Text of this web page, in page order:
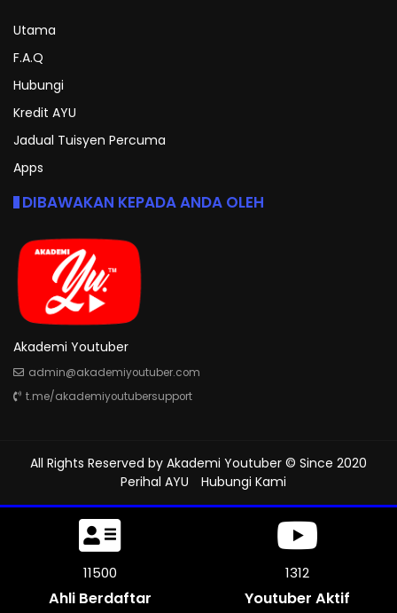
Utama
F.A.Q
Hubungi
Kredit AYU
Jadual Tuisyen Percuma
Apps
DIBAWAKAN KEPADA ANDA OLEH
Akademi Youtuber
admin@akademiyoutuber.com
t.me/akademiyoutubersupport
All Rights Reserved by Akademi Youtuber © Since 2020
Perihal AYU
Hubungi Kami
11500
Ahli Berdaftar
1312
Youtuber Aktif